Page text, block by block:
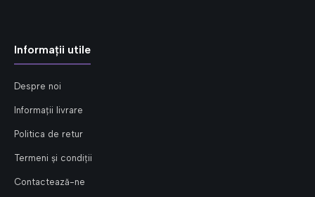
Informații utile
Despre noi
Informații livrare
Politica de retur
Termeni și condiții
Contactează-ne